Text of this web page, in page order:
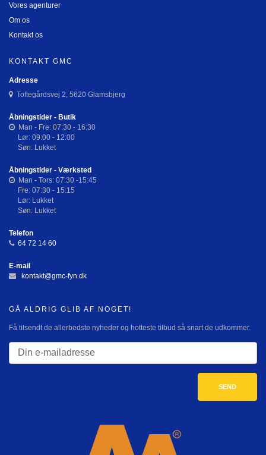
Vores agenturer
Om os
Kontakt os
KONTAKT GMC
Adresse
Toftegårdsvej 2, 5620 Glamsbjerg
Åbningstider - Butik
Man - Fre: 07:30 - 16:30
Lør: 09:00 - 12:00
Søn: Lukket
Åbningstider - Værksted
Man - Tors: 07:30 -15:45
Fre: 07:30 - 15:15
Lør: Lukket
Søn: Lukket
Telefon
64 72 14 60
E-mail
kontakt@gmc-fyn.dk
GÅ ALDRIG GLIB AF NOGET!
Få tilsendt de allerbedste nyheder og hotteste tilbud så snart de udkommer.